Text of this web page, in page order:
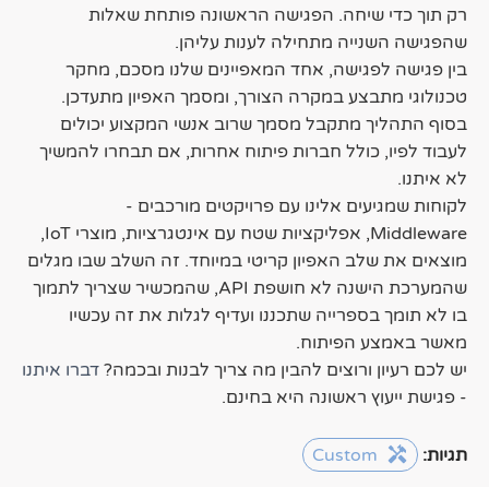
רק תוך כדי שיחה. הפגישה הראשונה פותחת שאלות
שהפגישה השנייה מתחילה לענות עליהן.
בין פגישה לפגישה, אחד המאפיינים שלנו מסכם, מחקר
טכנולוגי מתבצע במקרה הצורך, ומסמך האפיון מתעדכן.
בסוף התהליך מתקבל מסמך שרוב אנשי המקצוע יכולים
לעבוד לפיו, כולל חברות פיתוח אחרות, אם תבחרו להמשיך
לא איתנו.
לקוחות שמגיעים אלינו עם פרויקטים מורכבים -
Middleware, אפליקציות שטח עם אינטגרציות, מוצרי IoT,
מוצאים את שלב האפיון קריטי במיוחד. זה השלב שבו מגלים
שהמערכת הישנה לא חושפת API, שהמכשיר שצריך לתמוך
בו לא תומך בספרייה שתכננו ועדיף לגלות את זה עכשיו
מאשר באמצע הפיתוח.
יש לכם רעיון ורוצים להבין מה צריך לבנות ובכמה? דברו איתנו
- פגישת ייעוץ ראשונה היא בחינם.
תגיות: